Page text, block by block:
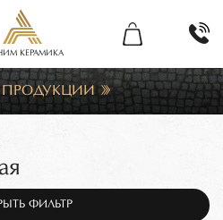
КЕРАМИКА
ПРОДУКЦИИ
ФИЛЬТР